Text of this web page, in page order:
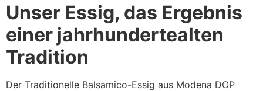
Unser Essig, das Ergebnis
einer jahrhundertealten
Tradition
Der Traditionelle Balsamico-Essig aus Modena DOP